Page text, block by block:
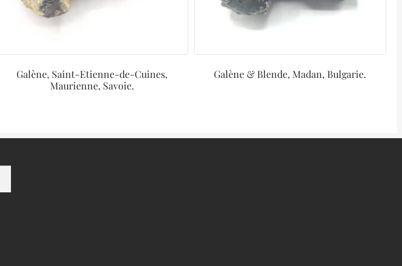
Galène, Saint-Etienne-de-Cuines,
Maurienne, Savoie.
Galène & Blende, Madan, Bulgarie.